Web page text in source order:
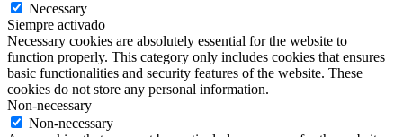
Necessary
Siempre activado
Necessary cookies are absolutely essential for the website to
function properly. This category only includes cookies that ensures
basic functionalities and security features of the website. These
cookies do not store any personal information.
Non-necessary
Non-necessary